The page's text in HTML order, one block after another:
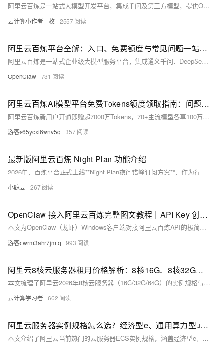
阿里云百炼是一站式大模型开发平台，集成千问及第三方模型，提供OpenAI兼容API及全链路服务，支持快速构建智能体等AI应用。平台为新人提供专属免费额度，自2025年9月8日起有效期为90天，仅限中国内地版模型实时推理费用抵扣，主账号与RAM子账号共享。用户可通过控制台查看剩余额度及过期时间，启用“免费额度用完即停”功能可避免超额扣费。此外，平台还提供免费额度消耗记录、账单查询及消费预警设置，助力开发者高效管理成本。
云计算小作者一枚 2557
阿里云百炼平台全解：入口、免费额度与常见问题一站式指南
阿里云百炼是一站式企业级大模型服务平台，集成通义千问、DeepSeek、GLM等百余款主流模型，提供模型调用、智能体开发、知识库构建、API部署等全链路能力，支持个人快速体验与企业规模化落地。本文从平台入口、免费额度领取、核心功能、计费规则及高频问题五大维度，提供完整使用指南，帮助用户快速上手、高效使用并规避常见问题。
OpenClaw 731
‌阿里云百炼AI模型平台免费Tokens额度领取指南：问题解答、扣费及问题解答FAQ
阿里云百炼新用户开通即赠超7000万Tokens，70+主流模型各享100万免费额度（限中国内地版，有效期90天），仅支持实时推理调用。在阿里云百炼官网：https://t.aliyun.com/U/fPVHqY 免费领取千万Tokens
游客s65ycxi6wnv5q 357
最新版阿里云百炼 Night Plan 功能介绍
2026年，百炼平台正式上线**Night Plan夜间错峰订阅方案**，作为行业首创的分时折扣AI计费服务，专门针对熬夜开发、深夜创作、夜间批量数据处理、离线任务调试的用户打造。不同于常规按量计费、固定套餐订阅模式，Night Plan采用**夜间时段动态超低折扣**机制，在指定夜间时段开放旗舰级满血大模型低价调用权限，以极致优惠的价格解锁Qwen3.7-Max、Qwen3.7-Plus等顶配模型的完整能力，完美解决开发者夜间调试、创作者深夜内容生产、学生群体夜间学习研究的成本过高问题。
小鲸云 267
OpenClaw 接入阿里云百炼完整图文教程｜API Key 创建与模型配置详解
本文为OpenClaw（龙虾）Windows客户端对接阿里云百炼API的极简配置指南：涵盖账号准备、百炼控制台登录、API Key创建与复制、OpenClaw内模型配置及测试全流程，10分钟完成部署验证，零基础可上手。
游客qwrm3ahr7jmtq 993
阿里云8核云服务器租用价格解析：8核16G、8核32G、8核64G配置最新收费标准与活动价格
本文梳理了阿里云2026年8核云服务器（16G/32G/64G）的实例规格与活动价格。以第九代实例为核心：计算型c9i（8核16G）5958.52元/年起，适合高性能计算；通用型g9i（8核32G）7551.94元/年起，兼顾性能与均衡；内存型r9i（8核64G）9937.12元/年起，适配内存密集型业务。文章还涵盖e实例、u系列、AMD系列等多规格可选，并提供月付、季付等灵活计费方式。此外，用户可叠加企业出海/迁云补贴、学生300元无门槛券、AI产品先用后返等多重优惠，有效降低上云成本。
云计算学习者 662
阿里云服务器实例规格怎么选？经济型e、通用算力型u1/u2i/u2a、高性能c9i/g9i/r9i对比与选择参考
本文介绍了阿里云当前热门的云服务器ECS实例规格，涵盖经济型e、通用算力型u1/u2i/u2a及第九代c9i/g9i/r9i三大系列。经济型e实例以99元/年的极致低价满足个人开发者与小微企业的基础上云需求；通用算力型采用独享CPU设计，u1年付199元、u2i算力跃升40%且低至3折，适配中小企业稳定业务；第九代实例搭载最新至强6处理器与CIPU架构，单核算力提升20%，面向大数据、AI推理等高性能场景。